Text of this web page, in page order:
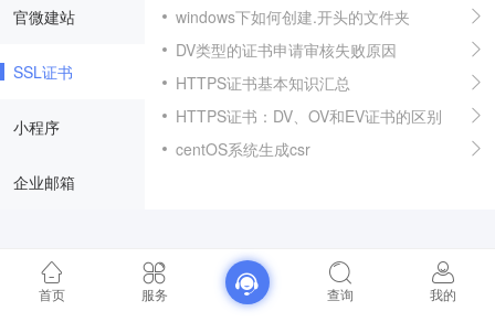
官微建站
SSL证书
小程序
企业邮箱
windows下如何创建.开头的文件夹
DV类型的证书申请审核失败原因
HTTPS证书基本知识汇总
HTTPS证书：DV、OV和EV证书的区别
centOS系统生成csr
首页 服务 查询 我的